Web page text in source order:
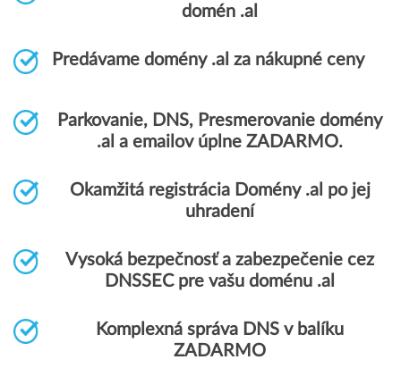
domén .al
Predávame domény .al za nákupné ceny
Parkovanie, DNS, Presmerovanie domény
.al a emailov úplne ZADARMO.
Okamžitá registrácia Domény .al po jej
uhradení
Vysoká bezpečnosť a zabezpečenie cez
DNSSEC pre vašu doménu .al
Komplexná správa DNS v balíku
ZADARMO